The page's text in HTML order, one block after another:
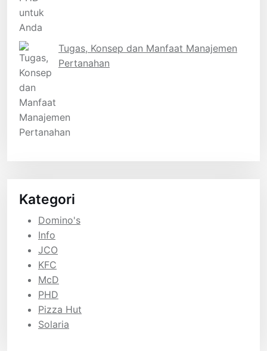
Tugas, Konsep dan Manfaat Manajemen
Pertanahan
Kategori
Domino's
Info
JCO
KFC
McD
PHD
Pizza Hut
Solaria